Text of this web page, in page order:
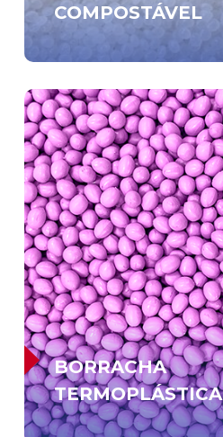
COMPOSTÁVEL
BORRACHA
TERMOPLÁSTICA